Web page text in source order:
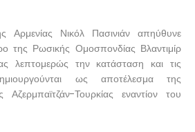
Νικόλ Πασινιάν απηύθυνε
της Ρωσικής Ομοσπονδίας Βλαντιμίρ
λεπτομερώς την κατάσταση και τις
ως αποτέλεσμα της
Αζερμπαϊτζάν-Τουρκίας εναντίον του